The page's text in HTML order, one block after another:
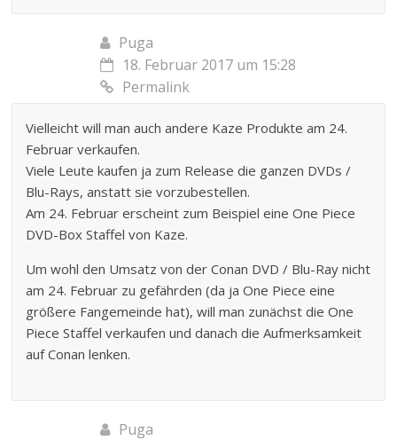
Puga
18. Februar 2017 um 15:28
Permalink
Vielleicht will man auch andere Kaze Produkte am 24.
Februar verkaufen.
Viele Leute kaufen ja zum Release die ganzen DVDs /
Blu-Rays, anstatt sie vorzubestellen.
Am 24. Februar erscheint zum Beispiel eine One Piece
DVD-Box Staffel von Kaze.
Um wohl den Umsatz von der Conan DVD / Blu-Ray nicht
am 24. Februar zu gefährden (da ja One Piece eine
größere Fangemeinde hat), will man zunächst die One
Piece Staffel verkaufen und danach die Aufmerksamkeit
auf Conan lenken.
Puga